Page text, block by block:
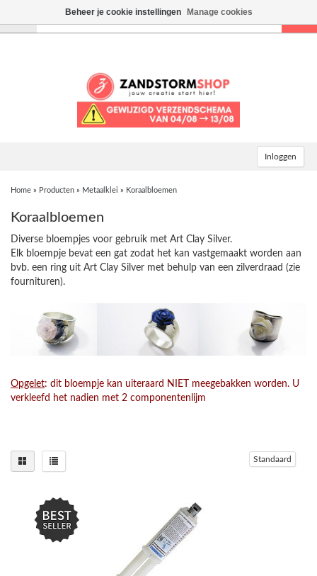
Inloggen
Home » Producten » Metaalklei » Koraalbloemen
Koraalbloemen
Diverse bloempjes voor gebruik met Art Clay Silver.
Elk bloempje bevat een gat zodat het kan vastgemaakt worden aan
bvb. een ring uit Art Clay Silver met behulp van een zilverdraad (zie
fournituren).
Opgelet: dit bloempje kan uiteraard NIET meegebakken worden. U
verkleefd het nadien met 2 componentenlijm
Standaard
Beheer je cookie instellingen Manage cookies